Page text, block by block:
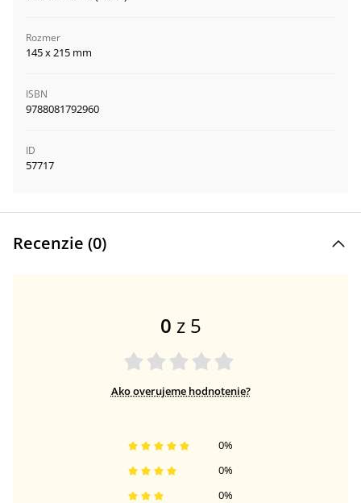
Rozmer
145 x 215 mm
ISBN
9788081792960
ID
57717
Recenzie (0)
0 z 5
Ako overujeme hodnotenie?
0%
0%
0%